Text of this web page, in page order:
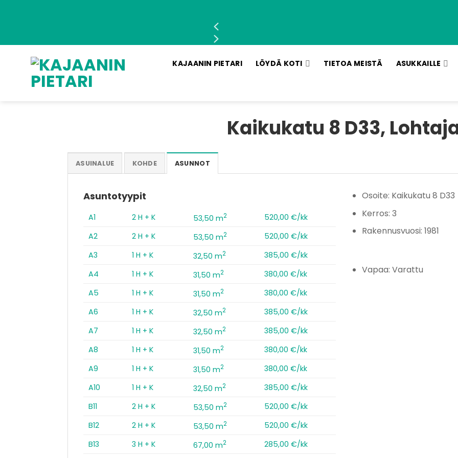
KAJAANIN PIETARI LÖYDÄ KOTI TIETOA MEISTÄ ASUKKAILLE
Kaikukatu 8 D33,
ASUINALUE KOHDE ASUNNOT
Asuntotyypit
A1 2 H + K 53,50 m2
520,00 €/kk
A2
2 H + K 53,50 m2
520,00 €/kk
A3
1 H + K 32,50 m2
385,00 €/kk
A4
1 H + K 31,50 m2
380,00 €/kk
A5
1 H + K 31,50 m2
380,00 €/kk
A6
1 H + K 32,50 m2
385,00 €/kk
A7
1 H + K 32,50 m2
385,00 €/kk
A8
1 H + K 31,50 m2
380,00 €/kk
A9
1 H + K 31,50 m2
380,00 €/kk
A10
1 H + K 32,50 m2
385,00 €/kk
B11
2 H + K 53,50 m2
520,00 €/kk
B12
2 H + K 53,50 m2
520,00 €/kk
B13
3 H + K 67,00 m2
285,00 €/kk
Osoite: Kaikukatu 8 D33
Kerros: 3
Rakennusvuosi: 1981
Vapaa: Varattu